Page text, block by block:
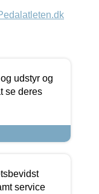
udstyr og
se deres
service